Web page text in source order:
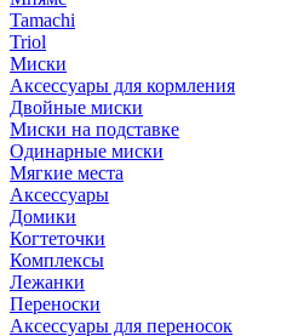
Tamachi
Triol
Миски
Аксессуары для кормления
Двойные миски
Миски на подставке
Одинарные миски
Мягкие места
Аксессуары
Домики
Когтеточки
Комплексы
Лежанки
Переноски
Аксессуары для переносок